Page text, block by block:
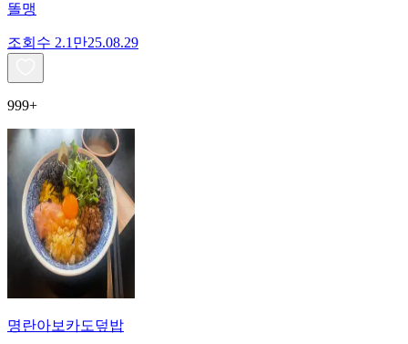
똘맹
조회수 2.1만25.08.29
999+
명란아보카도덮밥